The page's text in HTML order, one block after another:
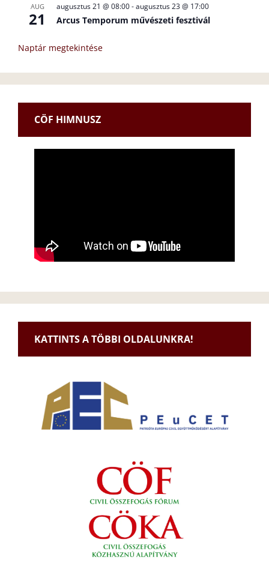
AUG
21
augusztus 21 @ 08:00-augusztus 23 @ 17:00
Arcus Temporum művészeti fesztivál
Naptár megtekintése
CÖF HIMNUSZ
KATTINTS A TÖBBI OLDALUNKRA!